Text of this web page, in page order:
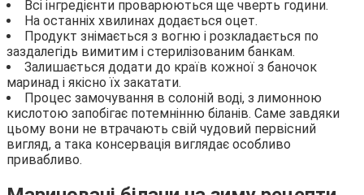
Всі інгредієнти проварюються ще чверть години.
На останніх хвилинах додається оцет.
Продукт знімається з вогню і розкладається по
заздалегідь вимитим і стерилізованим банкам.
Залишається додати до країв кожної з баночок
маринад і якісно їх закатати.
Процес замочування в солоній воді, з лимонною
кислотою запобігає потемнінню біланів. Саме завдяки
цьому вони не втрачають свій чудовий первісний
вигляд, а така консервація виглядає особливо
привабливо.